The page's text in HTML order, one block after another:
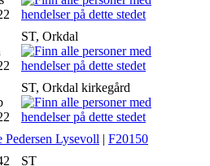
ST, Orkdal
ST, Orkdal kirkegård
Pedersen Lysevoll | F20150
ST